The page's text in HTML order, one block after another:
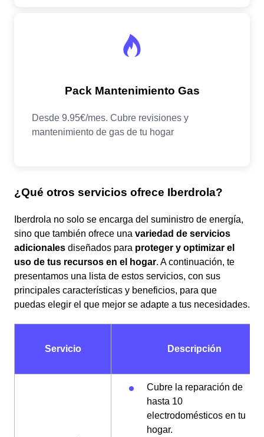
¿Qué otros servicios ofrece Iberdrola?
Iberdrola no solo se encarga del suministro de energía,
sino que también ofrece una variedad de servicios
adicionales diseñados para proteger y optimizar el
uso de tus recursos en el hogar. A continuación, te
presentamos una lista de estos servicios, con sus
principales características y beneficios, para que
puedas elegir el que mejor se adapte a tus necesidades.
Servicio Descripción
Cubre la reparación de
hasta 10
electrodomésticos en tu
hogar.